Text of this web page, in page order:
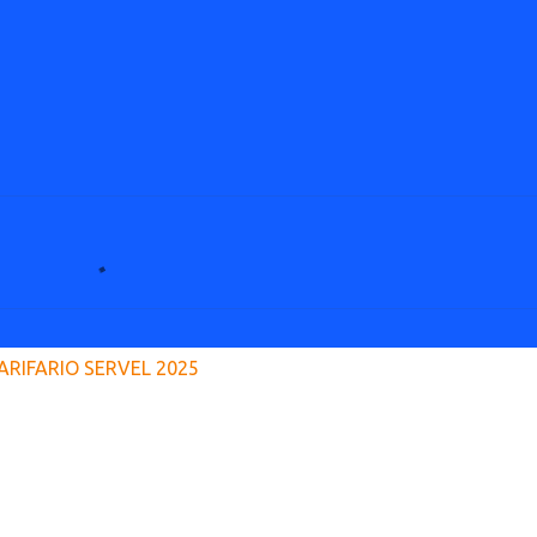
SERVEL 2025